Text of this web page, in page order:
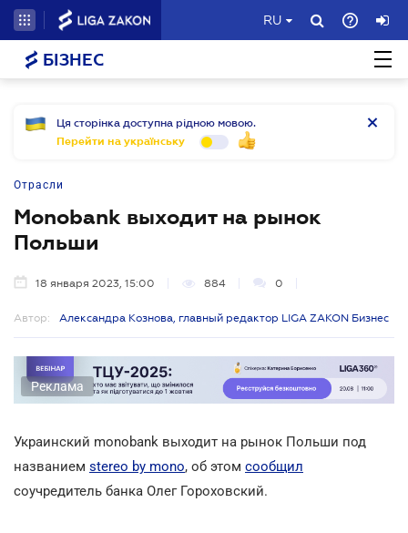
RU
БІЗНЕС
Ця сторінка доступна рідною мовою.
Перейти на українську
Отрасли
Monobank выходит на рынок
Польши
18 января 2023, 15:00 884 0
Автор: Александра Кознова, главный редактор LIGA ZAKON Бизнес
Реклама
Украинский monobank выходит на рынок Польши под
названием stereo by mono, об этом сообщил
соучредитель банка Олег Гороховский.